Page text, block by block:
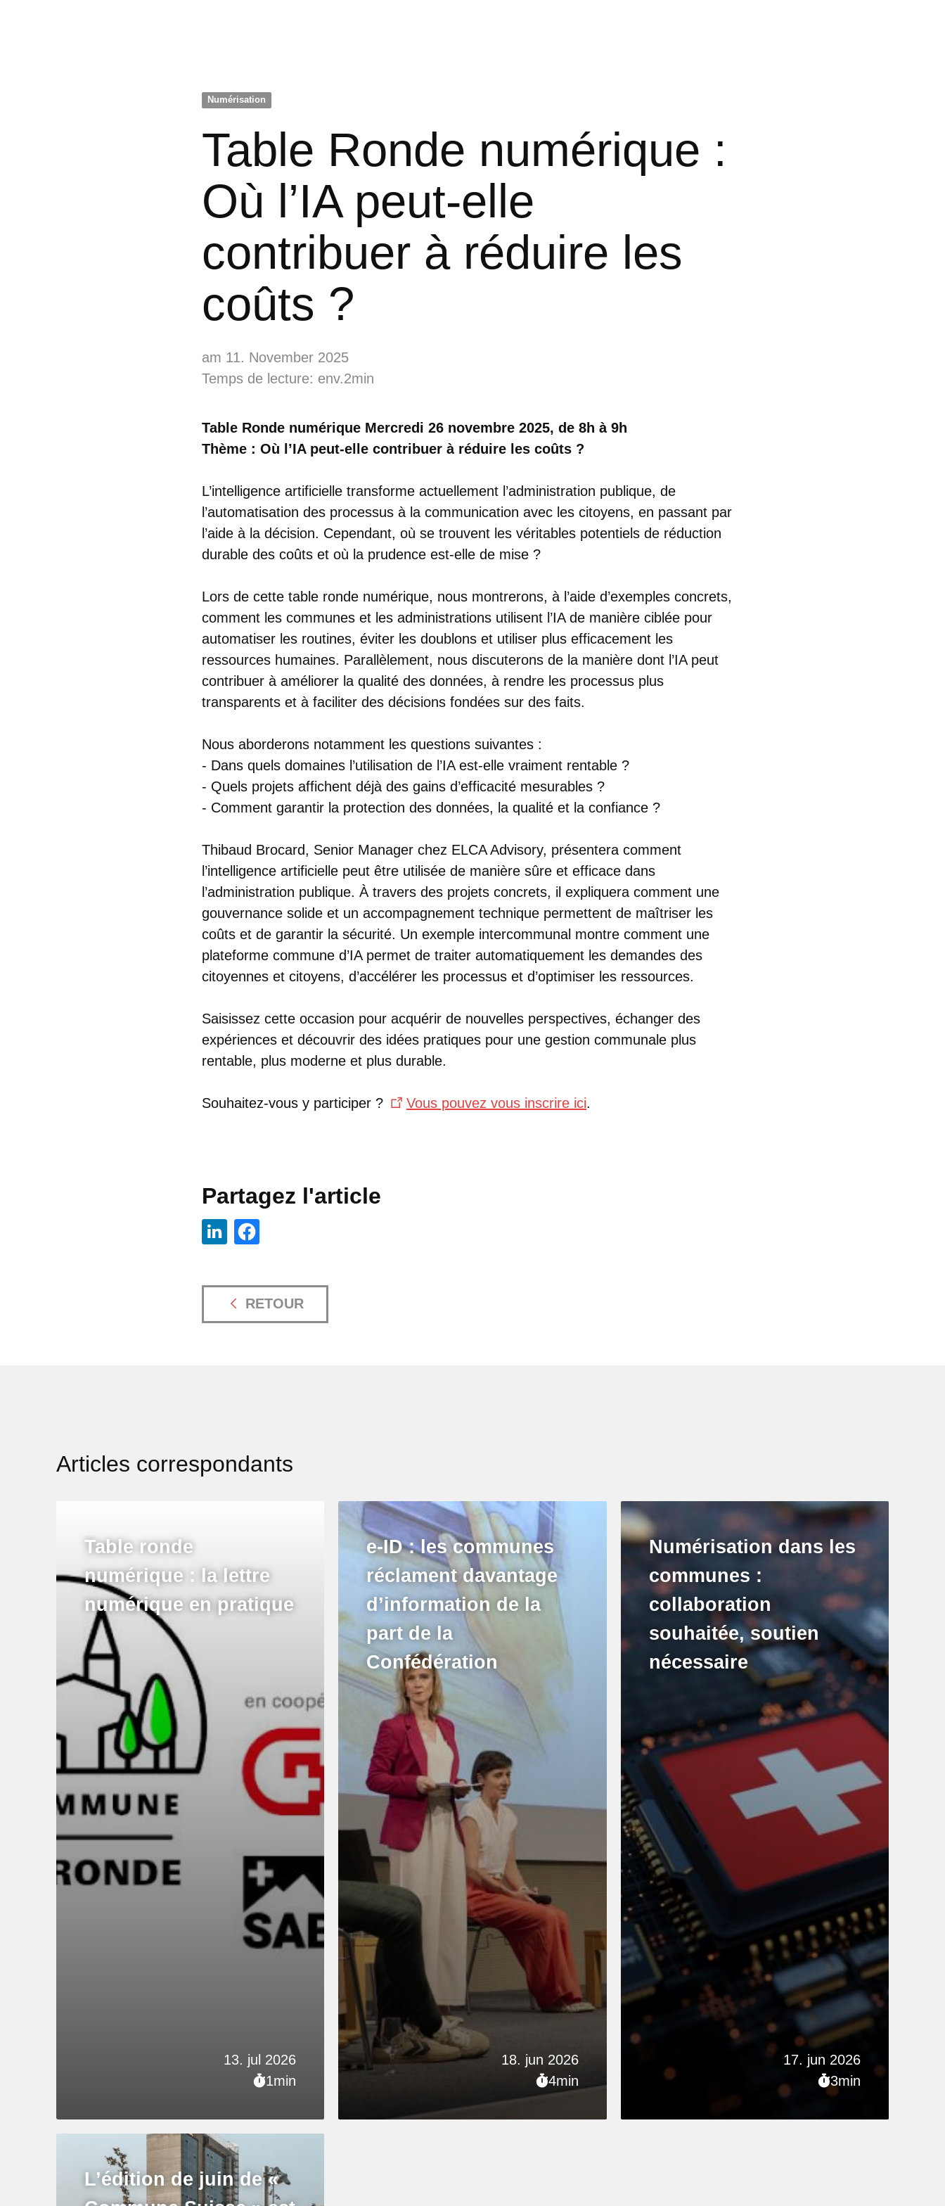
Numérisation
Table Ronde numérique :
Où l’IA peut-elle
contribuer à réduire les
coûts ?
am 11. November 2025
Temps de lecture: env.2min
Table Ronde numérique Mercredi 26 novembre 2025, de 8h à 9h
Thème : Où l’IA peut-elle contribuer à réduire les coûts ?
L’intelligence artificielle transforme actuellement l’administration publique, de
l’automatisation des processus à la communication avec les citoyens, en passant par
l’aide à la décision. Cependant, où se trouvent les véritables potentiels de réduction
durable des coûts et où la prudence est-elle de mise ?
Lors de cette table ronde numérique, nous montrerons, à l’aide d’exemples concrets,
comment les communes et les administrations utilisent l’IA de manière ciblée pour
automatiser les routines, éviter les doublons et utiliser plus efficacement les
ressources humaines. Parallèlement, nous discuterons de la manière dont l’IA peut
contribuer à améliorer la qualité des données, à rendre les processus plus
transparents et à faciliter des décisions fondées sur des faits.
Nous aborderons notamment les questions suivantes :
- Dans quels domaines l’utilisation de l’IA est-elle vraiment rentable ?
- Quels projets affichent déjà des gains d’efficacité mesurables ?
- Comment garantir la protection des données, la qualité et la confiance ?
Thibaud Brocard, Senior Manager chez ELCA Advisory, présentera comment
l’intelligence artificielle peut être utilisée de manière sûre et efficace dans
l’administration publique. À travers des projets concrets, il expliquera comment une
gouvernance solide et un accompagnement technique permettent de maîtriser les
coûts et de garantir la sécurité. Un exemple intercommunal montre comment une
plateforme commune d’IA permet de traiter automatiquement les demandes des
citoyennes et citoyens, d’accélérer les processus et d’optimiser les ressources.
Saisissez cette occasion pour acquérir de nouvelles perspectives, échanger des
expériences et découvrir des idées pratiques pour une gestion communale plus
rentable, plus moderne et plus durable.
Souhaitez-vous y participer ? Vous pouvez vous inscrire ici.
Partagez l'article
RETOUR
Articles correspondants
13. jul 2026
1min
Table ronde
numérique : la lettre
numérique en pratique
18. jun 2026
4min
e-ID : les communes
réclament davantage
d’information de la
part de la
Confédération
17. jun 2026
3min
Numérisation dans les
communes :
collaboration
souhaitée, soutien
nécessaire
L’édition de juin de «